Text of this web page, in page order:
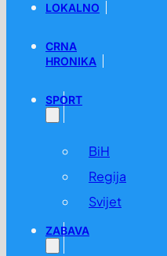
LOKALNO
CRNA
HRONIKA
SPORT
BiH
Regija
Svijet
ZABAVA